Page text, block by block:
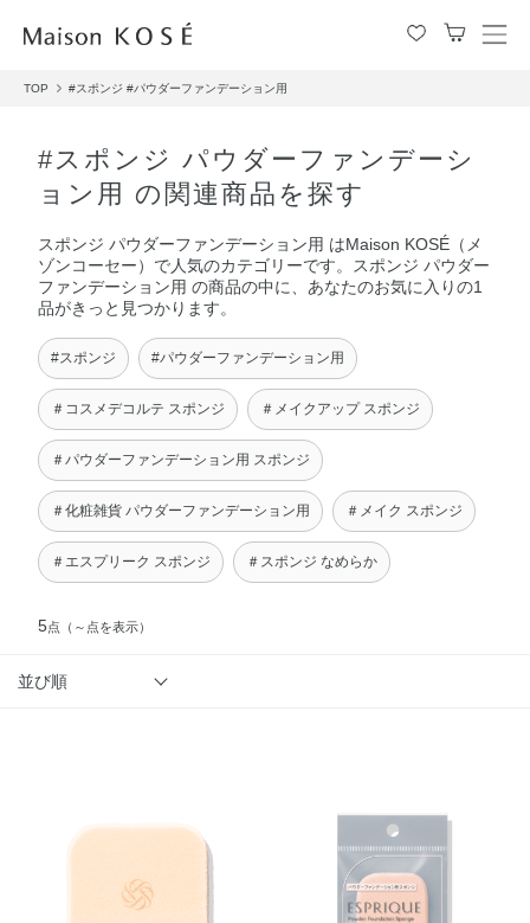
メ
TOP #スポンジ #パウダーファンデーション用
#スポンジ パウダーファンデーシ
ョン用 の関連商品を探す
スポンジ パウダーファンデーション用 はMaison KOSÉ（メ
ゾンコーセー）で人気のカテゴリーです。スポンジ パウダー
ファンデーション用 の商品の中に、あなたのお気に入りの1
品がきっと見つかります。
#スポンジ #パウダーファンデーション用
＃コスメデコルテ スポンジ ＃メイクアップ スポンジ
＃パウダーファンデーション用 スポンジ
＃化粧雑貨 パウダーファンデーション用 ＃メイク スポンジ
＃エスプリーク スポンジ ＃スポンジ なめらか
5点 （～点を表示）
並び順